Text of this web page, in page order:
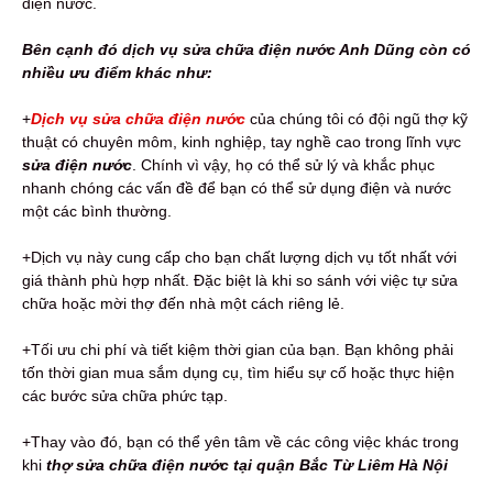
Bên cạnh đó dịch vụ sửa chữa điện nước Anh Dũng còn có
nhiều ưu điểm khác như:
+Dịch vụ sửa chữa điện nước của chúng tôi có đội ngũ thợ kỹ
thuật có chuyên môm, kinh nghiệp, tay nghề cao trong lĩnh vực
sửa điện nước . Chính vì vậy, họ có thể sử lý và khắc phục
nhanh chóng các vấn đề để bạn có thể sử dụng điện và nước
một các bình thường.
+Dịch vụ này cung cấp cho bạn chất lượng dịch vụ tốt nhất với
giá thành phù hợp nhất. Đặc biệt là khi so sánh với việc tự sửa
chữa hoặc mời thợ đến nhà một cách riêng lẻ.
+Tối ưu chi phí và tiết kiệm thời gian của bạn. Bạn không phải
tốn thời gian mua sắm dụng cụ, tìm hiểu sự cố hoặc thực hiện
các bước sửa chữa phức tạp.
+Thay vào đó, bạn có thể yên tâm về các công việc khác trong
khi thợsửa chữa điện nước tại quận Bắc Từ Liêm Hà Nội